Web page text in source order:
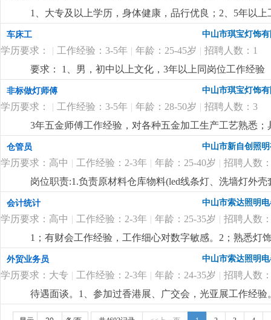
1、大专及以上学历，身体健康，品行优良；2、5年以
达能力强，思维敏捷，员工激励手法熟练；4、有
定的培训能力，指导帮助下属成长经验丰富；更详细 ...
车床工 中山市琪宝灯饰
学历要求： | 工作经验：3-5年 | 年龄：25-45岁 | 招聘人数：1
要求： 1、男，初中以上文化，3年以上同岗位工作经
程灯饰厂工作经验优先。更详细...
非标做灯师傅 中山市琪宝灯饰
学历要求： | 工作经验：3-5年 | 年龄：28-50岁 | 招聘人数：3
3年五金师傅工作经验，对各种五金加工生产工艺熟悉
尽快想出解决方案。更详细...
仓管员 中山市新自创照
学历要求：高中 | 工作经验：2-3年 | 年龄：25-40岁 | 招聘人数
岗位职责:1.负责原材料仓库物料(led线条灯、洗墙灯外
盘点，保持数据准确性3.负责仓库物料进出单据整理录
会计统计 中山市索达照明
学历要求：高中 | 工作经验：2-3年 | 年龄：25-35岁 | 招聘人数
1；有财会工作经验，工作细心对数字敏感。2；熟悉灯
核算，懂看产品bom表。更详细...
外贸业务员 中山市索达照明
学历要求：大专 | 工作经验：2-3年 | 年龄：24-35岁 | 招聘人数
待遇面谈。1、参加过香港展、广交会，光亚展工作经
也有客户平台收入可观。更详细...